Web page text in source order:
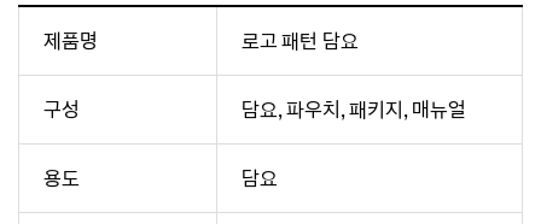
제품명 로고 패턴 담요
구성 담요, 파우치, 패키지, 매뉴얼
용도 담요